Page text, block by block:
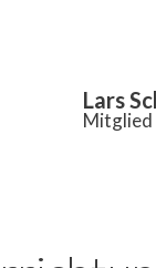
Lars
Mitglied